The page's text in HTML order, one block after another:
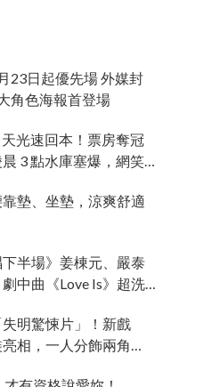
23日起優先場 外媒封
角色海報首登場
光速回本！票房奪冠
3 點水庫塞爆，網笑
墊、坐墊，涼爽舒適
半場》姜棟元、嚴泰
中曲《Love Is》超洗
失明驚悚片」！新戲
相，一人分飾兩角